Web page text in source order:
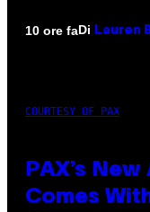
10 ore faDi Lauren
COURTESY OF PAX
PAX’s
Comes